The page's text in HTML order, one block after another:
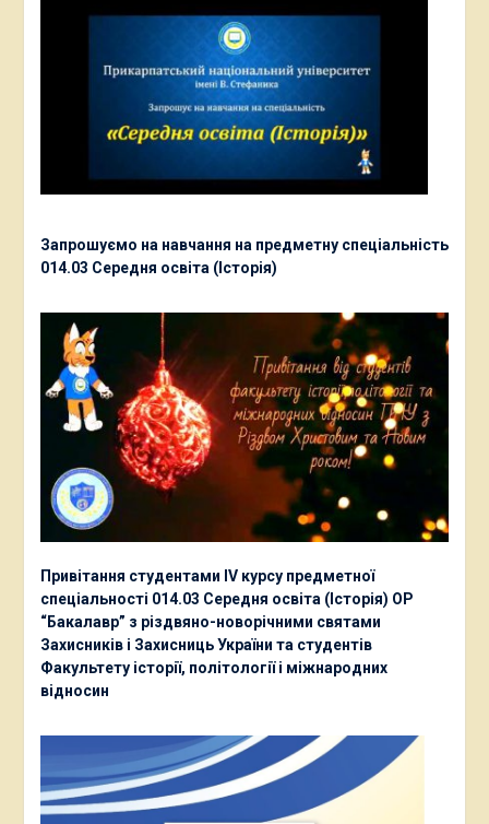
Запрошуємо на навчання на предметну спеціальність
014.03 Середня освіта (Історія)
Привітання студентами ІV курсу предметної
спеціальності 014.03 Середня освіта (Історія) ОР
“Бакалавр” з різдвяно-новорічними святами
Захисників і Захисниць України та студентів
Факультету історії, політології і міжнародних
відносин